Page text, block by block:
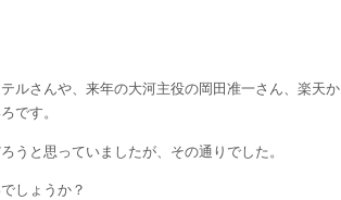
ルさんや、来年の大河主役の岡田准一さん、楽天か
です。
うと思っていましたが、その通りでした。
しょうか？